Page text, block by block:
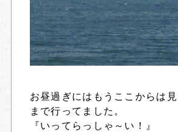
お昼過ぎにはもうここからは
まで行ってました。
『いってらっしゃ～い！』